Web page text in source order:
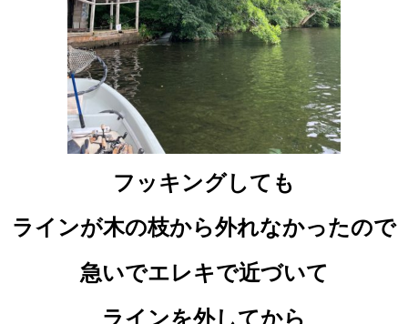
フッキングしても
ラインが木の枝から外れなかったので
急いでエレキで近づいて
ラインを外してから